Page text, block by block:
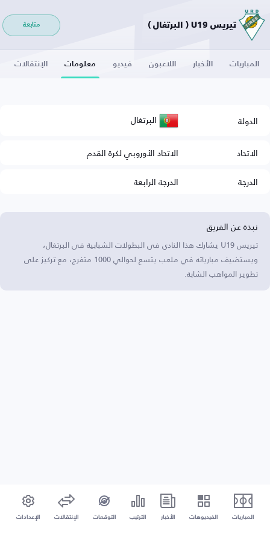
تيريس U19 ( البرتغال ) متابعة
المباريات الأخبار اللاعبون فيديو معلومات الإنتقالات
الدولة البرتغال
الاتحاد
الاتحاد الأوروبي لكرة القدم
الدرجة
الدرجة الرابعة
نبذة عن الفريق
تيريس U19 يشارك هذا النادي في البطولات الشبابية في البرتغال،
ويستضيف مبارياته في ملعب يتسع لحوالي 1000 متفرج، مع تركيز على
تطوير المواهب الشابة.
المباريات الفيديوهات الأخبار الترتيب التوقعات الإنتقالات الإعدادات